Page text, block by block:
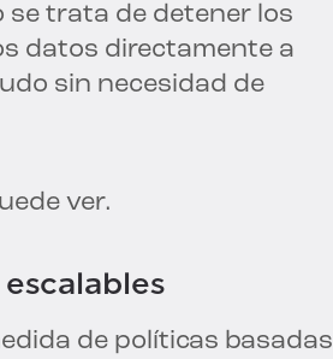
se trata de detener los
datos directamente a
sin necesidad de
ver.
escalables
de políticas basadas